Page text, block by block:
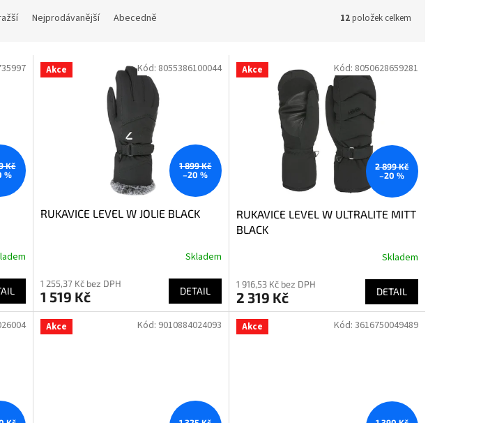
Nejprodávanější Abecedně 12položek celkem
Kč
%
Akce
1 899 Kč
–20 %
RUKAVICE LEVEL W JOLIE BLACK
Skladem
1 255,37 Kč bez DPH
1 519 Kč DETAIL
Kód: 8055386100044 Akce
2 899 Kč
–20 %
RUKAVICE LEVEL W ULTRALITE MITT
BLACK
Skladem
1 916,53 Kč bez DPH
2 319 Kč DETAIL
Kód: 8050628659281
Akce Kód: 9010884024093 Akce Kód: 3616750049489